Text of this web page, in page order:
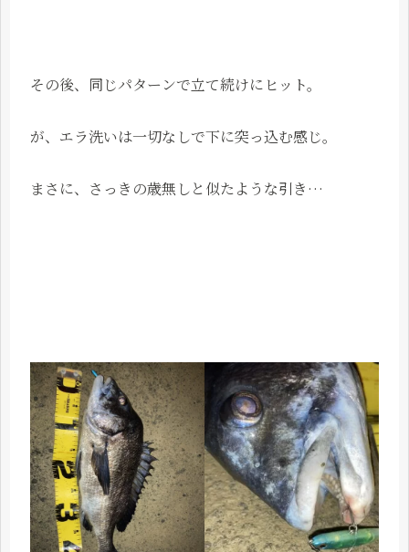
その後、同じパターンで立て続けにヒット。
が、エラ洗いは一切なしで下に突っ込む感じ。
まさに、さっきの歳無しと似たような引き…